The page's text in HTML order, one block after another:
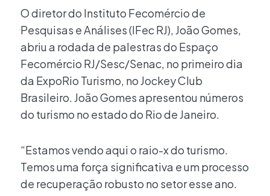
O diretor do Instituto Fecomércio de
Pesquisas e Análises (IFec RJ), João Gomes,
abriu a rodada de palestras do Espaço
Fecomércio RJ/Sesc/Senac, no primeiro dia
da ExpoRio Turismo, no Jockey Club
Brasileiro. João Gomes apresentou números
do turismo no estado do Rio de Janeiro.
“Estamos vendo aqui o raio-x do turismo.
Temos uma força significativa e um processo
de recuperação robusto no setor esse ano.